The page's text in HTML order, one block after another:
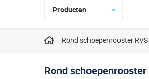
Producten
Rond schoepenrooster
Rond